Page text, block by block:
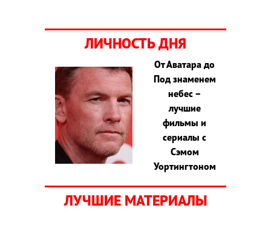
ЛИЧНОСТЬ ДНЯ
От Аватара до
Под знаменем
небес –
лучшие
фильмы и
сериалы с
Сэмом
Уортингтоном
ЛУЧШИЕ МАТЕРИАЛЫ